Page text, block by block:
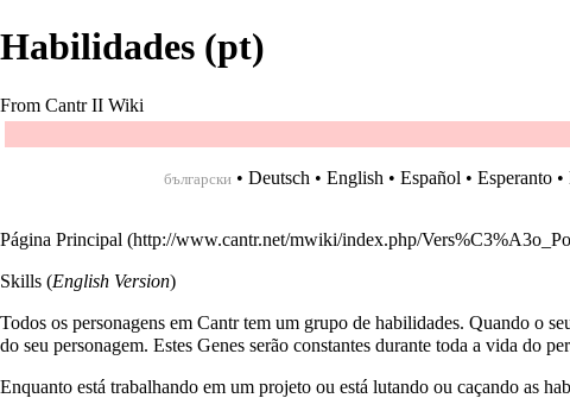
Habilidades (pt)
From Cantr II Wiki
български• Deutsch • English • Español • Esperanto•
Página Principal
Skills (English Version)
Todos os personagens em Cantr tem um grupo de habilidades. Quando o
do seu personagem. Estes Genes serão constantes durante toda a vida do
Enquanto está trabalhando em um projeto ou está lutando ou caçando as